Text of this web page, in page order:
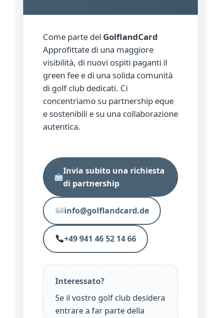
Come parte del GolflandCard
Approfittate di una maggiore
visibilità, di nuovi ospiti paganti il
green fee e di una solida comunità
di golf club dedicati. Ci
concentriamo su partnership eque
e sostenibili e su una collaborazione
autentica.
Invia subito una richiesta
di partnership
info@golflandcard.de
+49 941 46 52 14 66
Interessato?
Se il vostro golf club desidera
entrare a far parte della